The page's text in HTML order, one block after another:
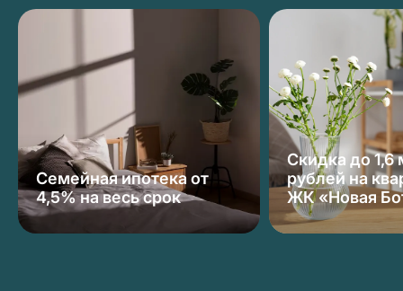
Семейная ипотека от
4,5% на весь срок
Скидка до 1,6
рублей на
ЖК «Новая